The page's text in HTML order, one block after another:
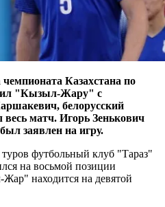
Казахстана по
"Кызыл-Жару" c
белорусский
матч. Игорь Зенькович
заявлен на игру.
футбольный клуб "Тараз"
на восьмой позиции
находится на девятой